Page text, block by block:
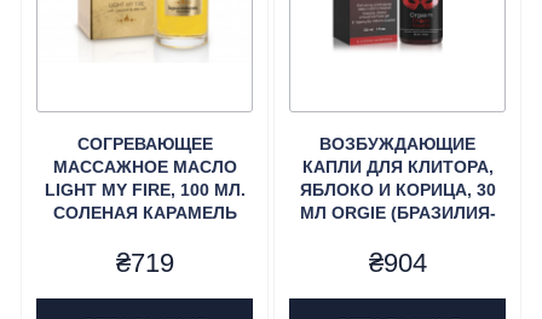
СОГРЕВАЮЩЕЕ
МАССАЖНОЕ МАСЛО
LIGHT MY FIRE, 100 МЛ.
СОЛЕНАЯ КАРАМЕЛЬ
₴719
ВОЗБУЖДАЮЩИЕ
КАПЛИ ДЛЯ КЛИТОРА,
ЯБЛОКО И КОРИЦА, 30
МЛ ORGIE (БРАЗИЛИЯ-
₴904